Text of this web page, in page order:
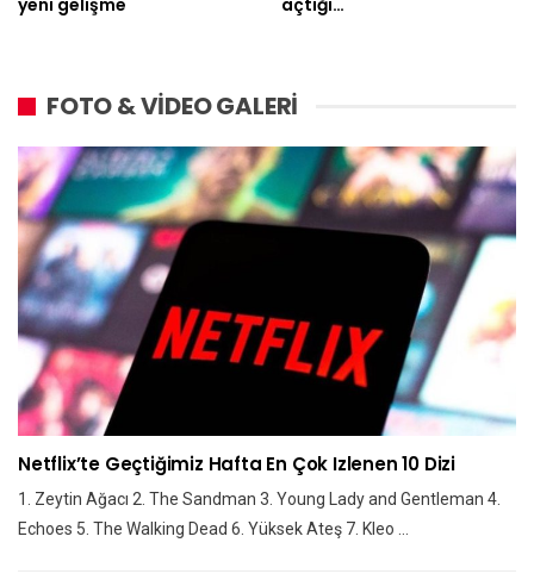
yeni gelişme
açtığı…
FOTO & VİDEO GALERİ
Netflix’te Geçtiğimiz Hafta En Çok Izlenen 10 Dizi
1. Zeytin Ağacı 2. The Sandman 3. Young Lady and Gentleman 4.
Echoes 5. The Walking Dead 6. Yüksek Ateş 7. Kleo ...